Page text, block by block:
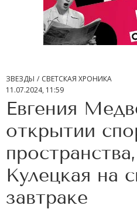
ЗВЕЗДЫ
СВЕТСКАЯ ХРОНИКА
11.07.2024, 11:59
Евгения
открытии
Кулецкая на
завтраке